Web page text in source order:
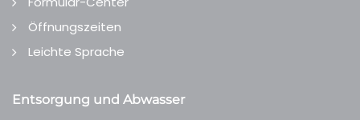
Öffnungszeiten
Leichte Sprache
Entsorgung und Abwasser